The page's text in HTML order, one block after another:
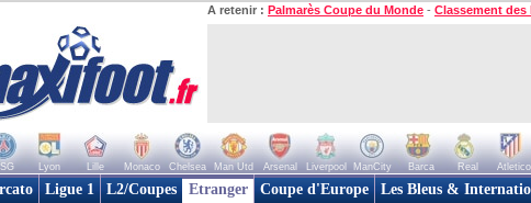
A retenir : Palmarès Coupe du Monde - Classement des
Lyon Lille Monaco Chelsea Man Utd Arsenal Liverpool ManCity Barca Real Atletico
Ligue 1 L2/Coupes Etranger Coupe d'Europe Les Bleus &